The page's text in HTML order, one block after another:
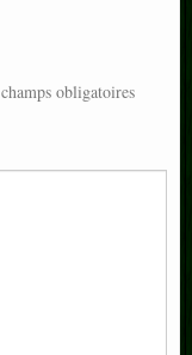
obligatoires